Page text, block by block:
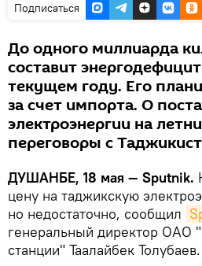
Подписаться
До одного миллиарда
составит
текущем году. Его
за счет импорта. О
электроэнергии на
переговоры с
ДУШАНБЕ, 18 мая — Sputnik.
цену на таджикскую
но недостаточно, сообщил
генеральный директор ОАО
станции" Таалайбек Толубаев.